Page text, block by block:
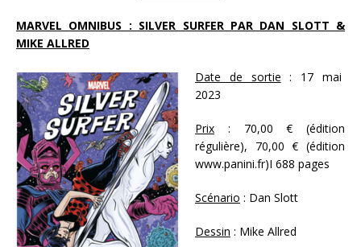
MARVEL OMNIBUS : SILVER SURFER PAR DAN SLOTT &
MIKE ALLRED
Date de sortie : 17 mai
2023
Prix : 70,00 € (édition
régulière), 70,00 € (édition
www.panini.fr)I 688 pages
Scénario : Dan Slott
Dessin : Mike Allred